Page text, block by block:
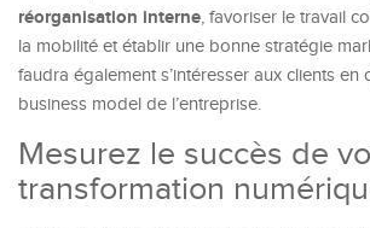
réorganisation interne, favoriser le travail
la mobilité et établir une bonne stratégie
faudra également s’intéresser aux clients en
business model de l’entreprise.
Mesurez le succès de
transformation